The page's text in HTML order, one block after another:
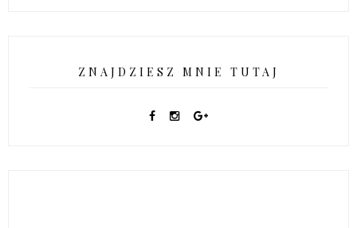
ZNAJDZIESZ MNIE TUTAJ